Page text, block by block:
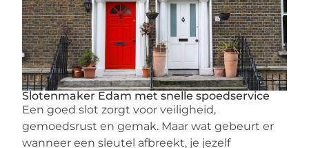
Slotenmaker Edam met snelle spoedservice
Een goed slot zorgt voor veiligheid,
gemoedsrust en gemak. Maar wat gebeurt er
wanneer een sleutel afbreekt, je jezelf